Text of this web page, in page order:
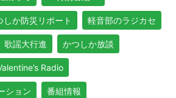
しか防災リポート 軽音部のラジカセ
歌謡大行進 かつしか放談
Radio
ション 番組情報